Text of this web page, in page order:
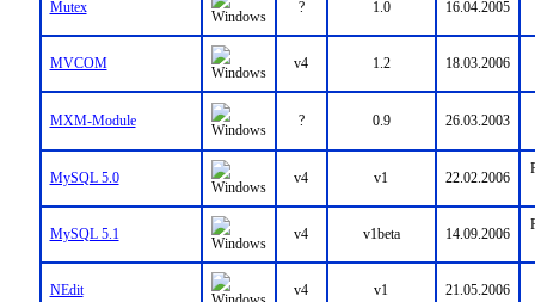
Mutex ? 1.0 16.04.2005
MVCOM v4 1.2 18.03.2006
MXM-Module ? 0.9 26.03.2003
MySQL 5.0 v4 v1 22.02.2006
MySQL 5.1 v4 v1beta 14.09.2006
NEdit v4 v1 21.05.2006